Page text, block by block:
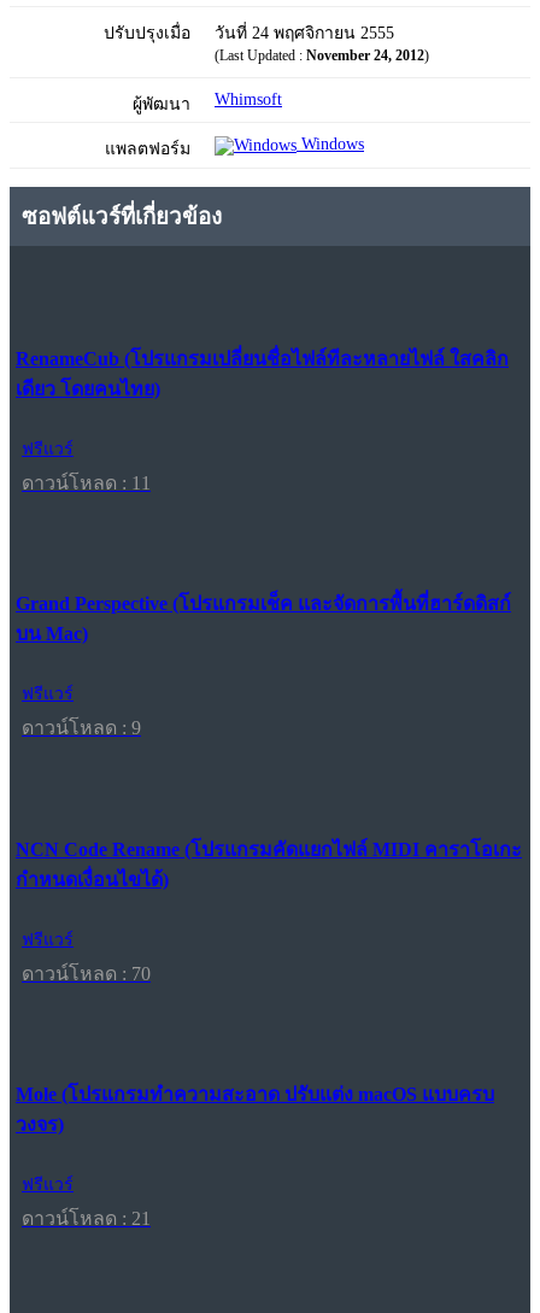
ปรับปรุงเมื่อ วันที่ 24 พฤศจิกายน 2555
(Last Updated : November 24, 2012)
ผู้พัฒนา Whimsoft
แพลตฟอร์ม Windows
ซอฟต์แวร์ที่เกี่ยวข้อง
RenameCub (โปรแกรมเปลี่ยนชื่อไฟล์ทีละหลายไฟล์ ใสคลิก
เดียว โดยคนไทย)
ฟรีแวร์
ดาวน์โหลด : 11
Grand Perspective (โปรแกรมเช็ค และจัดการพื้นที่ฮาร์ดดิสก์
บน Mac)
ฟรีแวร์
ดาวน์โหลด : 9
NCN Code Rename (โปรแกรมคัดแยกไฟล์ MIDI คาราโอเกะ
กำหนดเงื่อนไขได้)
ฟรีแวร์
ดาวน์โหลด : 70
Mole (โปรแกรมทำความสะอาด ปรับแต่ง macOS แบบครบ
วงจร)
ฟรีแวร์
ดาวน์โหลด : 21